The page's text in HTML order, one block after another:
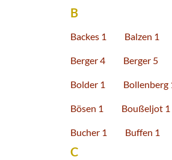
B
Backes 1 Balzen 1
Berger 4 Berger 5
Bolder 1 Bollenberg
Bösen 1 Boußeljot 1
Bucher 1 Buffen 1
C